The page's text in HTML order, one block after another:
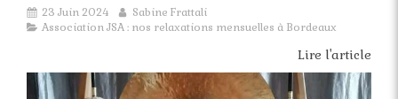
23 Juin 2024
Sabine Frattali
Association JSA : nos relaxations mensuelles à Bordeaux
Lire l'article